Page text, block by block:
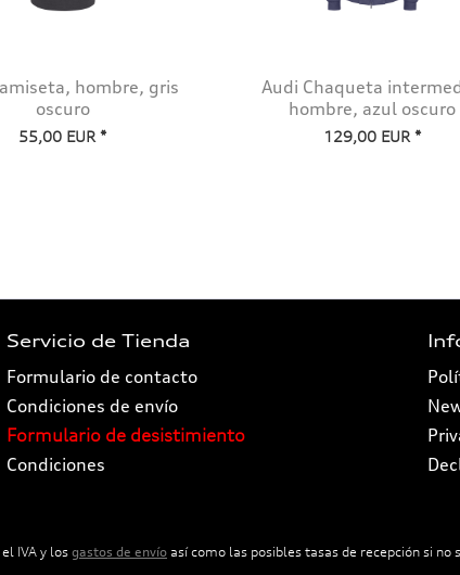
hombre, gris
oscuro
55,00 EUR *
Audi Chaqueta
hombre, azul oscuro
129,00 EUR *
Servicio de Tienda
Formulario de contacto
Condiciones de envío
Formulario de desistimiento
Condiciones
IVA y los gastos de envío así como las posibles tasas de recepción si no